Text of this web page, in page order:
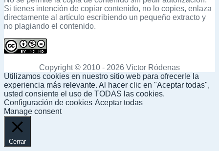
miniaturas
en
Si tienes intención de copiar contenido, no lo copies, enlaza
directamente al artículo escribiendo un pequeño extracto y
no plagiando el contenido.
Copyright © 2010 - 2026 Víctor Ródenas
Utilizamos cookies en nuestro sitio web para ofrecerle la
experiencia más relevante. Al hacer clic en "Aceptar todas",
usted consiente el uso de TODAS las cookies.
Configuración de cookies Aceptar todas
Manage consent
Cerrar